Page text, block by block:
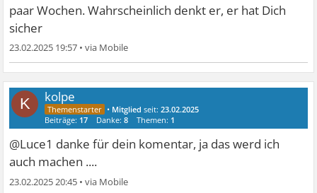
paar Wochen. Wahrscheinlich denkt er, er hat Dich
sicher
23.02.2025 19:57 •
K kolpe
• Mitglied seit:23.02.2025
Beiträge: 17 Danke:8 Themen: 1
@Luce1 danke für dein komentar, ja das werd ich
auch machen ....
23.02.2025 20:45 •